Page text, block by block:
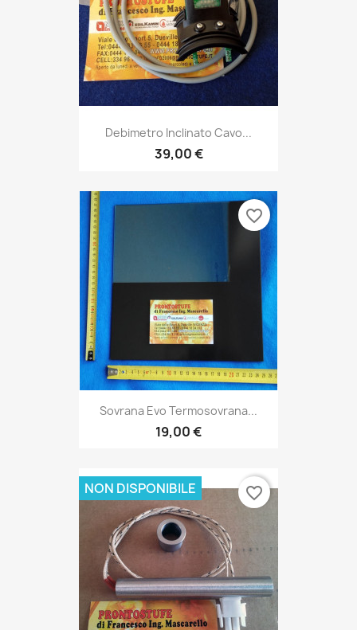
Debimetro Inclinato Cavo...
39,00 €
Sovrana Evo Termosovrana...
19,00 €
favorite_border
NON DISPONIBILE favorite_border